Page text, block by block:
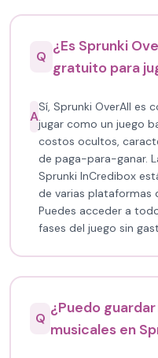
Q
¿Es Sprunki
gratuito para
A
Sí, Sprunki OverAll es
jugar como un juego
costos ocultos,
de paga-para-ganar.
Sprunki InCredibox
de varias plataformas
Puedes acceder a
fases del juego sin
Q
¿Puedo
musicales en